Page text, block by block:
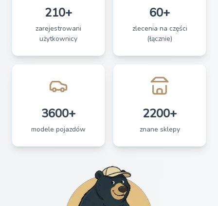
210+
zarejestrowani
użytkownicy
60+
zlecenia na części
(łącznie)
3600+
modele pojazdów
2200+
znane sklepy